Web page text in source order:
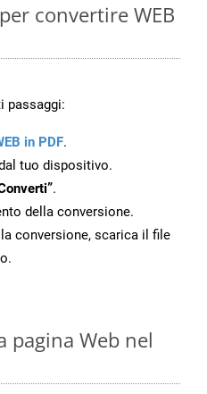
convertire WEB
passaggi:
in PDF.
tuo dispositivo.
.
della conversione.
conversione, scarica il file
pagina Web nel